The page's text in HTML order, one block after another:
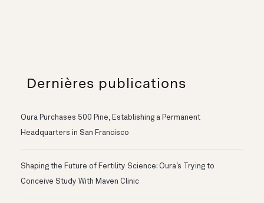
Dernières publications
Oura Purchases 500 Pine, Establishing a Permanent
Headquarters in San Francisco
Shaping the Future of Fertility Science: Oura’s Trying to
Conceive Study With Maven Clinic